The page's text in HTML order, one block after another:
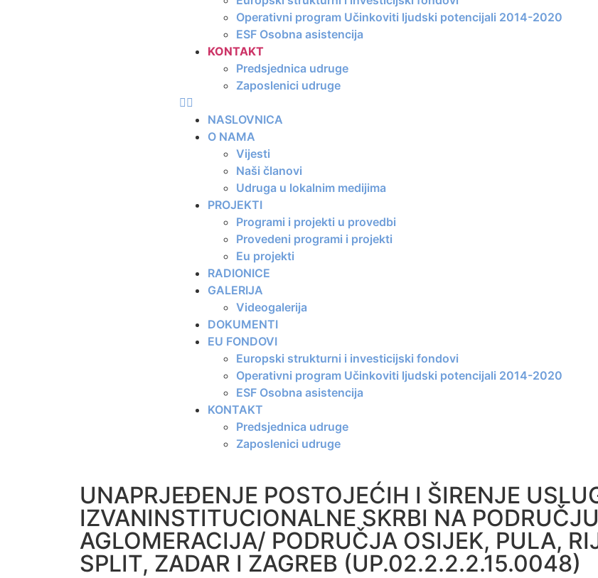
Operativni program Učinkoviti ljudski potencijali 2014-2020
ESF Osobna asistencija
KONTAKT
Predsjednica udruge
Zaposlenici udruge
NASLOVNICA
O NAMA
Vijesti
Naši članovi
Udruga u lokalnim medijima
PROJEKTI
Programi i projekti u provedbi
Provedeni programi i projekti
Eu projekti
RADIONICE
GALERIJA
Videogalerija
DOKUMENTI
EU FONDOVI
Europski strukturni i investicijski fondovi
Operativni program Učinkoviti ljudski potencijali 2014-2020
ESF Osobna asistencija
KONTAKT
Predsjednica udruge
Zaposlenici udruge
UNAPRJEĐENJE POSTOJEĆIH I ŠIRENJE
IZVANINSTITUCIONALNE SKRBI NA
AGLOMERACIJA/ PODRUČJA OSIJEK, PULA,
SPLIT, ZADAR I ZAGREB (UP.02.2.2.2.15.0048)